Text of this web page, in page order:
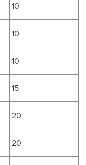
10
10
10
15
20
20